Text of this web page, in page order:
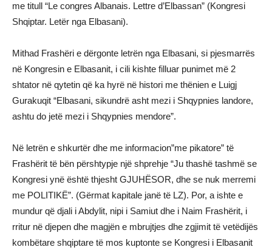
me titull “Le congres Albanais. Lettre d’Elbassan” (Kongresi
Shqiptar. Letër nga Elbasani).
Mithad Frashëri e dërgonte letrën nga Elbasani, si pjesmarrës
në Kongresin e Elbasanit, i cili kishte filluar punimet më 2
shtator në qytetin që ka hyrë në histori me thënien e Luigj
Gurakuqit “Elbasani, sikundrë asht mezi i Shqypnies landore,
ashtu do jetë mezi i Shqypnies mendore”.
Në letrën e shkurtër dhe me informacion”me pikatore” të
Frashërit të bën përshtypje një shprehje “Ju thashë tashmë se
Kongresi ynë është thjesht GJUHËSOR, dhe se nuk merremi
me POLITIKË”. (Gërmat kapitale janë të LZ). Por, a ishte e
mundur që djali i Abdylit, nipi i Samiut dhe i Naim Frashërit, i
rritur në djepen dhe magjën e mbrujtjes dhe zgjimit të vetëdijës
kombëtare shqiptare të mos kuptonte se Kongresi i Elbasanit